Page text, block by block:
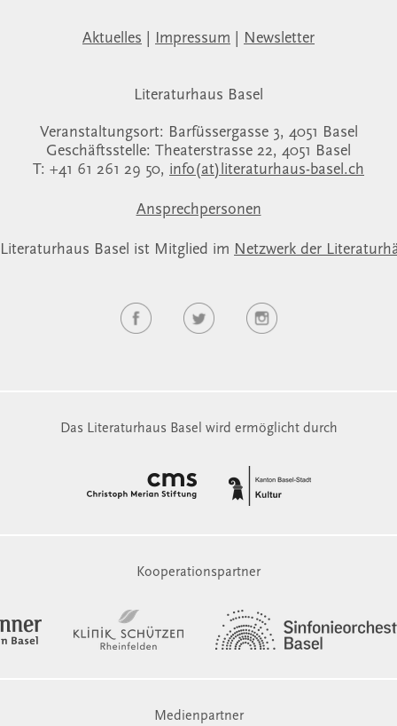
Aktuelles Impressum Newsletter
Literaturhaus Basel
Veranstaltungsort: Barfüssergasse 3, 4051 Basel
Geschäftsstelle: Theaterstrasse 22, 4051 Basel
T: +41 61 261 29 50, info(at)literaturhaus-basel.ch
Ansprechpersonen
Basel ist Mitglied im Netzwerk der
Das Literaturhaus Basel wird ermöglicht durch
Kooperationspartner
Medienpartner